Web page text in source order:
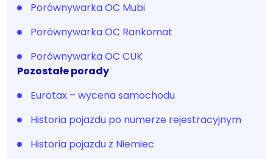
Porównywarka OC Mubi
Porównywarka OC Rankomat
Porównywarka OC CUK
Pozostałe porady
Eurotax – wycena samochodu
Historia pojazdu po numerze rejestracyjnym
Historia pojazdu z Niemiec